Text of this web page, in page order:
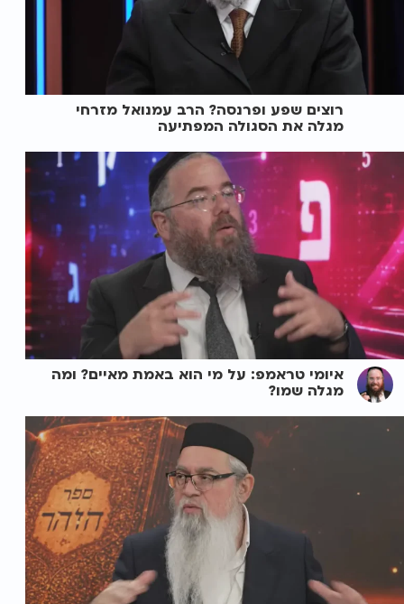
רוצים שפע ופרנסה? הרב עמנואל מזרחי
מגלה את הסגולה המפתיעה
איומי טראמפ: על מי הוא באמת מאיים? ומה
מגלה שמו?